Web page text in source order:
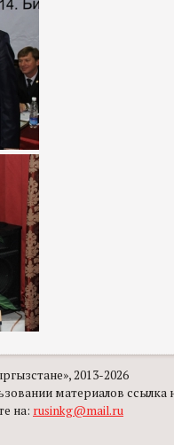
2013-2026
материалов ссылка
на: rusinkg@mail.ru